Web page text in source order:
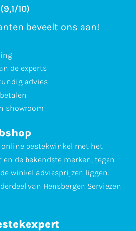
(9,1/10)
beveelt ons aan!
de experts
advies
showroom
bestekwinkel met het
de bekendste merken, tegen
winkel adviesprijzen liggen.
van Hensbergen Serviezen